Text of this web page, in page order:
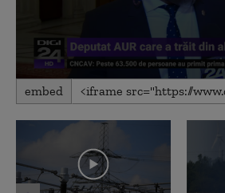
0
seconds
3
minutes,
seconds
embed